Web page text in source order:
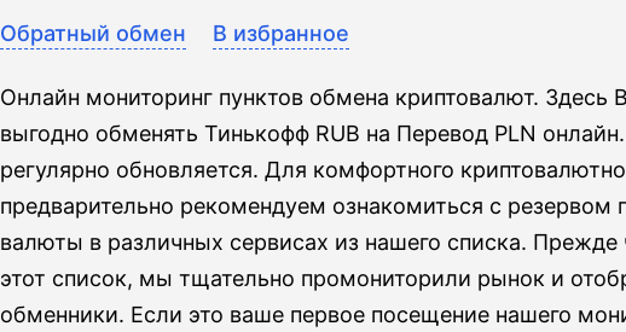
Обратный обмен В избранное
Онлайн мониторинг пунктов обмена криптовалют. Здесь
выгодно обменять Тинькофф RUB на Перевод PLN
регулярно обновляется. Для комфортного
предварительно рекомендуем ознакомиться с резервом
валюты в различных сервисах из нашего списка. Прежде
этот список, мы тщательно промониторили рынок и
обменники. Если это ваше первое посещение нашего